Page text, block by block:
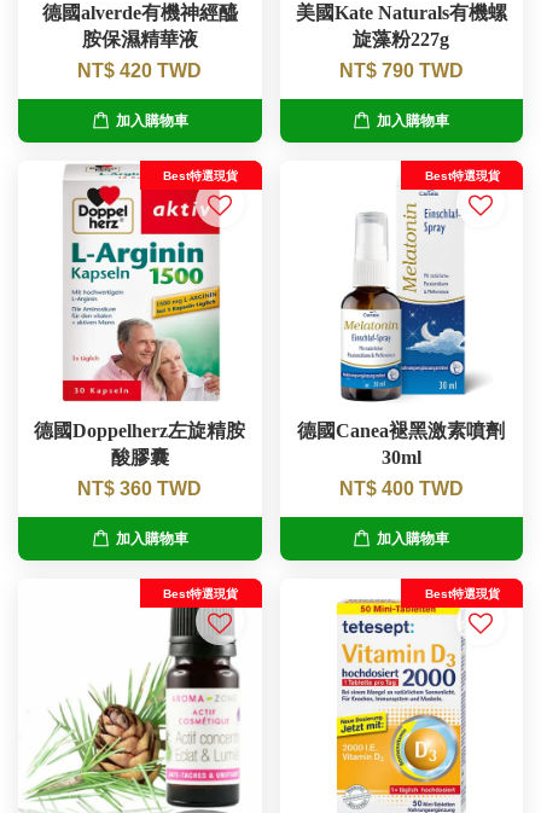
德國alverde有機神經醯
胺保濕精華液
NT$ 420 TWD
加入購物車
美國Kate Naturals有機螺
旋藻粉227g
NT$ 790 TWD
加入購物車
Best特選現貨
德國Doppelherz左旋精胺
酸膠囊
NT$ 360 TWD
加入購物車
Best特選現貨
德國Canea褪黑激素噴劑
30ml
NT$ 400 TWD
加入購物車
Best特選現貨 Best特選現貨